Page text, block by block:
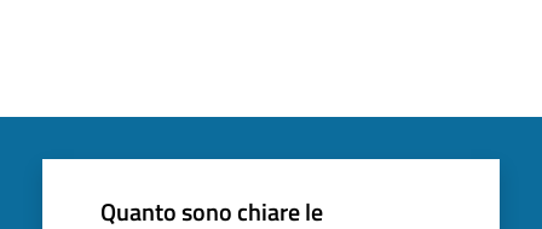
Quanto sono chiare le